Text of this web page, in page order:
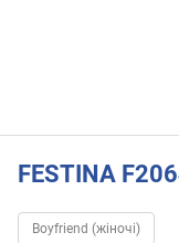
FESTINA
Boyfriend (жіночі)